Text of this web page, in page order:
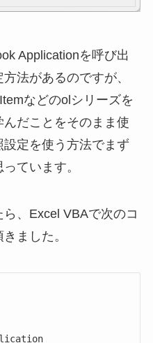
Applicationを呼び出
法があるのですが、
などのolシリーズを
だことをそのまま使
定を使う方法でまず
ています。
、Excel VBAで次のコ
ました。